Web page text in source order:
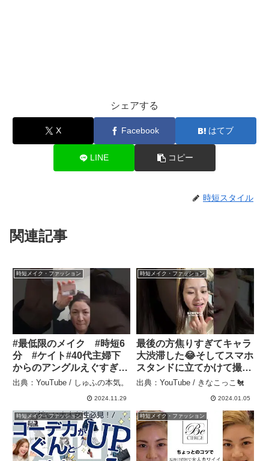
シェアする
X Facebook はてブ
LINE コピー
時短スタイル
関連記事
時短メイク・ファッション
#最低限のメイク #時短6
分 #ケイト#40代主婦下
からのアングルえぐすぎら
やろっ！#しゅふの本
出典：YouTube / しゅふの本気。
2024.11.29
時短メイク・ファッション
最後の方焦りすぎてキャラ
大渋滞した😂そしてスマホ
スタンドに立てかけて撮影
したらなぜか音声がラジオ
出典：YouTube / きなこっこ🐔
2024.01.05
時短メイク・ファッション 時短メイク・ファッション